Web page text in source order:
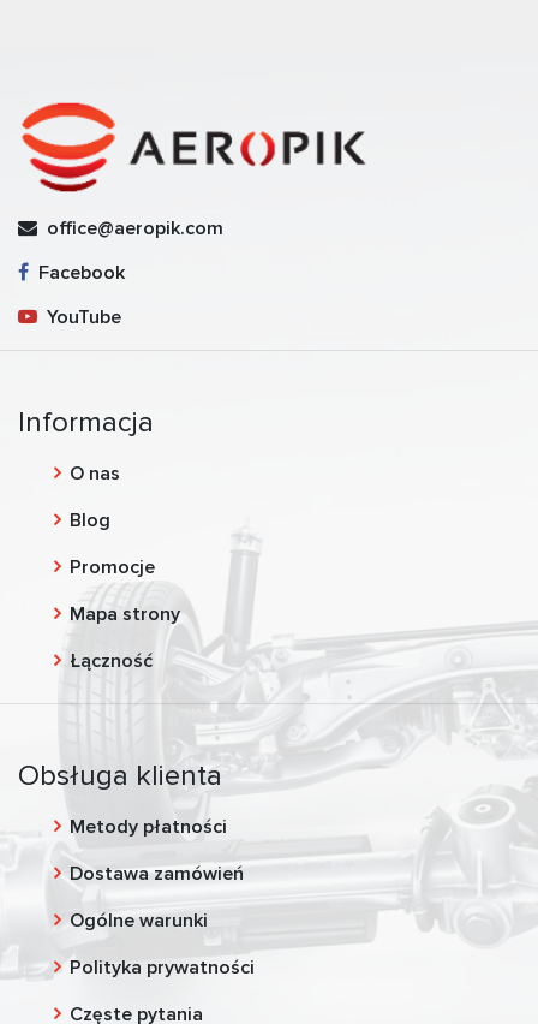
office@aeropik.com
Facebook
YouTube
Informacja
O nas
Blog
Promocje
Mapa strony
Łączność
Obsługa klienta
Metody płatności
Dostawa zamówień
Ogólne warunki
Polityka prywatności
Częste pytania